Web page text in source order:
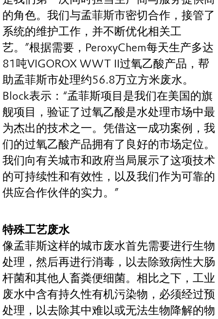
的角色。我们与孟菲斯市密切合作，接管了
系统的维护工作，并不断优化相关工
艺。”根据需要，PeroxyChem每天生产多达
81吨VIGOROX WWT II过氧乙酸产品，帮
助孟菲斯市处理约56.8万立方米废水。
Block表示：“孟菲斯项目是我们在美国的旗
舰项目，验证了过氧乙酸是水处理市场中最
为杰出的技术之一。凭借这一成功案例，我
们的过氧乙酸产品拥有了良好的市场定位。
我们向有关城市和政府当局展示了这项技术
的可持续性和有效性，以及我们作为可靠的
供应合作伙伴的实力。”
特殊工艺废水
像孟菲斯这样的城市废水首先需要进行生物
处理，然后再进行消毒，以去除致病性大肠
杆菌和其他人畜粪便细菌。相比之下，工业
废水中含有持久性有机污染物，必须经过预
处理，以去除其中难以或无法生物降解的物